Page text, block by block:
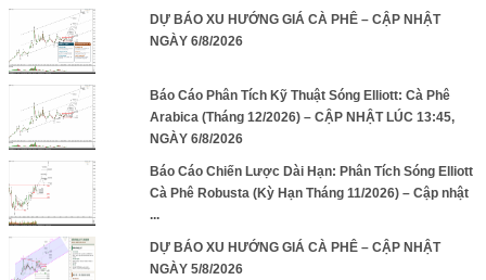
DỰ BÁO XU HƯỚNG GIÁ CÀ PHÊ – CẬP NHẬT
NGÀY 6/8/2026
Báo Cáo Phân Tích Kỹ Thuật Sóng Elliott: Cà Phê
Arabica (Tháng 12/2026) – CẬP NHẬT LÚC 13:45,
NGÀY 6/8/2026
Báo Cáo Chiến Lược Dài Hạn: Phân Tích Sóng Elliott
Cà Phê Robusta (Kỳ Hạn Tháng 11/2026) – Cập nhật
...
DỰ BÁO XU HƯỚNG GIÁ CÀ PHÊ – CẬP NHẬT
NGÀY 5/8/2026